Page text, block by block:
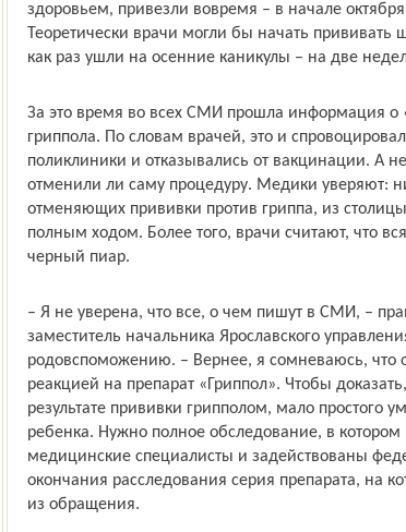
здоровьем, привезли вовремя – в начале
Теоретически врачи могли бы начать прививать
как раз ушли на осенние каникулы – на две
За это время во всех СМИ прошла информация о
гриппола. По словам врачей, это и
поликлиники и отказывались от вакцинации. А
отменили ли саму процеду­ру. Медики уверяют:
отменяющих прививки против гриппа, из
полным ходом. Более того, врачи считают, что
черный пиар.
– Я не уверена, что все, о чем пишут в СМИ, –
заместитель начальника Ярославского
родо­вспоможению. – Вернее, я сомневаюсь, что
реакцией на препарат «Гриппол». Чтобы
результате прививки грипполом, мало простого
ребенка. Нужно полное обследование, в
медицинские специалисты и задействованы
окончания расследования серия препарата, на
из обращения.